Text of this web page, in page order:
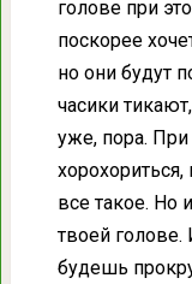
голове при
поскорее
но они будут
часики
уже, пора.
все такое. Но
твоей
будешь